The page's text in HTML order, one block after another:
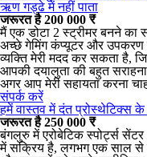
ऋण गड्ढे में नहीं पाता
जरूरत है 200 000 ₹
मैं एक डोटा 2 स्ट्रीमर बनने
अच्छे गेमिंग कंप्यूटर और उपकरण
व्यक्ति मेरी मदद कर सकता है,
आपकी दयालुता की बहुत
अगर आप मेरी सहायता करना
संपर्क करें
हमें वास्तव में दंत प्रोस्थेटिक्स
जरूरत है 250 000 ₹
बंगलुरु में एरोबेटिक स्पोर्ट्स
में सक्रिय है, लगभग एक साल से